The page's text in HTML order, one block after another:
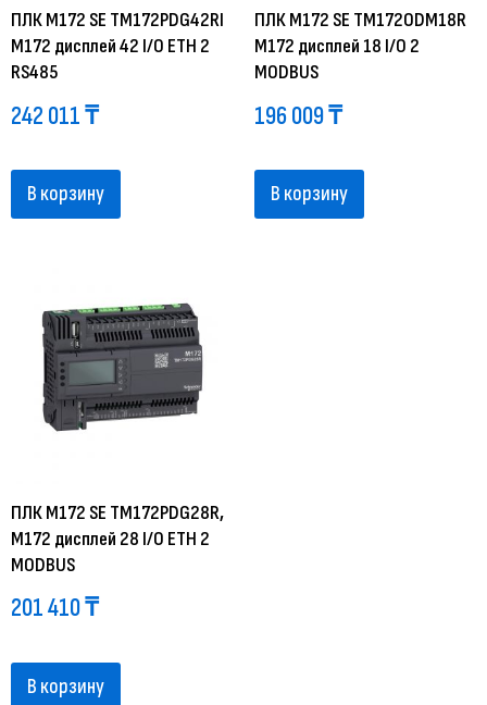
ПЛК М172 SE TM172PDG42RI
M172 дисплей 42 I/O ETH 2
RS485
242 011₸
В корзину
ПЛК М172 SE TM172ODM18R
M172 дисплей 18 I/O 2
MODBUS
196 009₸
В корзину
ПЛК М172 SE TM172PDG28R,
M172 дисплей 28 I/O ETH 2
MODBUS
201 410₸
В корзину